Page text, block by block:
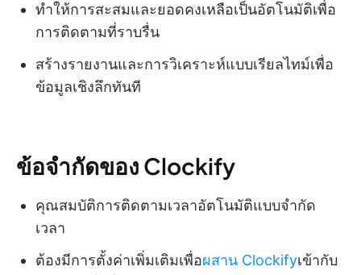
ทำให้การสะสมและยอดคงเหลือเป็นอัตโนมัติเพื่อ
การติดตามที่ราบรื่น
สร้างรายงานและการวิเคราะห์แบบเรียลไทม์เพื่อ
ข้อมูลเชิงลึกทันที
ข้อจำกัดของ Clockify
คุณสมบัติการติดตามเวลาอัตโนมัติแบบจำกัด
เวลา
ต้องมีการตั้งค่าเพิ่มเติมเพื่อผสาน Clockifyเข้ากับ